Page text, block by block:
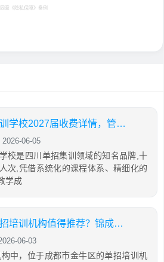
意 《隐私保障》 条例
成都锦妤炎黄教育培训学校2027届收费详情，管理如何
06-05
校是四川单招集训领域的知名品牌,十
次,凭借系统化的课程体系、精细化的
学成
成都金牛区有哪些单招培训机构值得推荐？锦成菁英单招的办学情况如何？
06-03
中，位于成都市金牛区的单招培训机